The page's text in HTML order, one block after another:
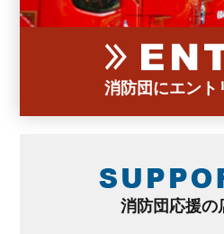
消防団にエント
消防団応援の